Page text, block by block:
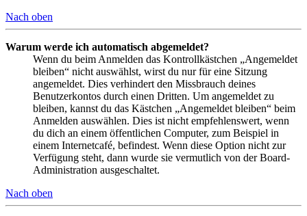
Nach oben
Warum werde ich automatisch abgemeldet?
Wenn du beim Anmelden das Kontrollkästchen „Angemeldet
bleiben“ nicht auswählst, wirst du nur für eine Sitzung
angemeldet. Dies verhindert den Missbrauch deines
Benutzerkontos durch einen Dritten. Um angemeldet zu
bleiben, kannst du das Kästchen „Angemeldet bleiben“ beim
Anmelden auswählen. Dies ist nicht empfehlenswert, wenn
du dich an einem öffentlichen Computer, zum Beispiel in
einem Internetcafé, befindest. Wenn diese Option nicht zur
Verfügung steht, dann wurde sie vermutlich von der Board-
Administration ausgeschaltet.
Nach oben